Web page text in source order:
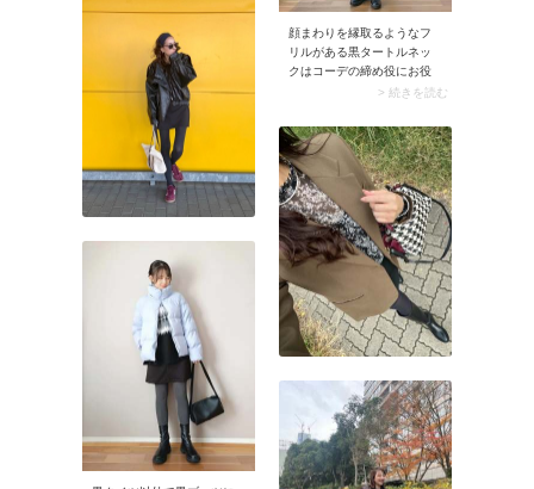
ニスカートのフレッシュさ
を叶えるコーデバランス
に。素肌見せするときはカ
ジュアルなトップスを合わ
せると、ヘルシーな印象も
作ることができるのでおす
顔まわりを縁取るようなフ
リルがある黒タートルネッ
クはコーデの締め役にお役
立ち。例えばニュアンスカ
るとぼんやり見えが気にな
るものですが、黒タートル
ネックをインナーに仕込む
だけで全体がきゅっと引き
締まります。コントラスト
が生まれることでメリハリ
が加わり、洗練された印象
に。さらに重ね着から奥行
きと今っぽさがアップさ
れ、より完成度の高い着こ
なしに決まります。
> 続きを読む